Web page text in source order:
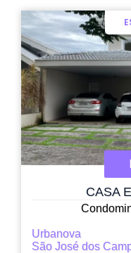
CASA
Urbanova
São José dos